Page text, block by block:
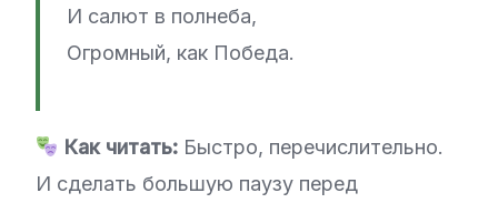
И салют в полнеба,
Огромный, как Победа.
Как читать:Быстро, перечислительно.
И сделать большую паузу перед